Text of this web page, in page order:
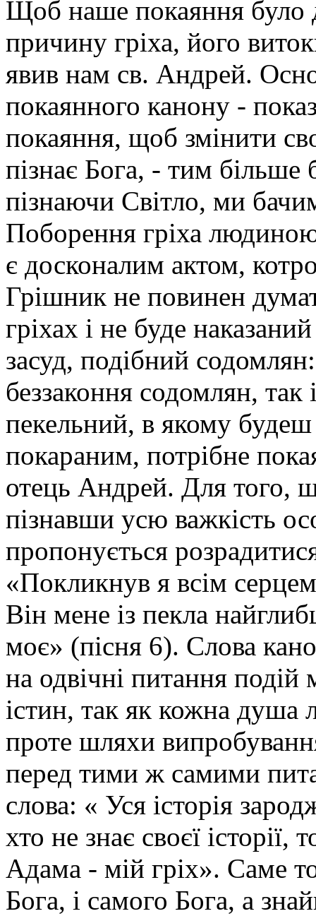
Щоб наше покаяння було
причину гріха, його
явив нам св. Андрей.
покаянного канону -
покаяння, щоб змінити
пізнає Бога, - тим
пізнаючи Світло, ми
Поборення гріха
є досконалим актом,
Грішник не повинен
гріхах і не буде
засуд, подібний
беззаконня содомлян,
пекельний, в якому
покараним, потрібне
отець Андрей. Для того,
пізнавши усю важкість
пропонується
«Покликнув я всім
Він мене із пекла
моє» (пісня 6). Слова
на одвічні питання подій
істин, так як кожна душа
проте шляхи
перед тими ж самими
слова: « Уся історія
хто не знає своєї
Адама - мій гріх». Саме
Бога, і самого Бога, а